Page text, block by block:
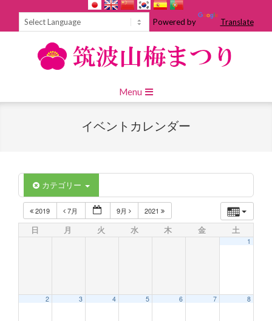
Powered by Translate
Navigation
Menu
イベントカレンダー
カテゴリー
2019 7月 9月 2021
日 月 火 水 木 金 土
1
2 3 4 5 6 7 8